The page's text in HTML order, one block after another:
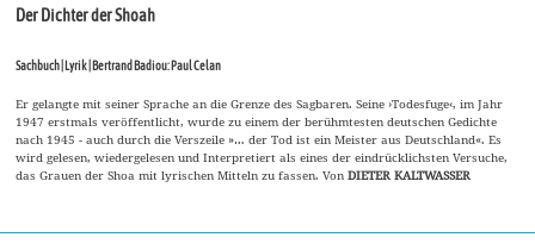
Der Dichter der Shoah
Sachbuch | Lyrik | Bertrand Badiou: Paul Celan
Er gelangte mit seiner Sprache an die Grenze des Sagbaren. Seine ›Todesfuge‹, im Jahr
1947 erstmals veröffentlicht, wurde zu einem der berühmtesten deutschen Gedichte
nach 1945 - auch durch die Verszeile »… der Tod ist ein Meister aus Deutschland«. Es
wird gelesen, wiedergelesen und Interpretiert als eines der eindrücklichsten Versuche,
das Grauen der Shoa mit lyrischen Mitteln zu fassen. VonDIETER KALTWASSER